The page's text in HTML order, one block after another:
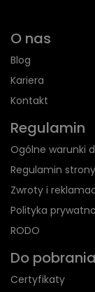
O nas
Blog
Kariera
Kontakt
Regulamin
Ogólne warunki
Regulamin strony
Zwroty i
Polityka
RODO
Do pobrania
Certyfikaty